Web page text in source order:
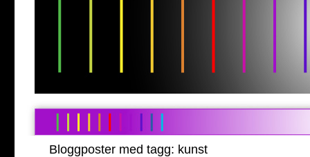
Bloggposter med tagg: kunst